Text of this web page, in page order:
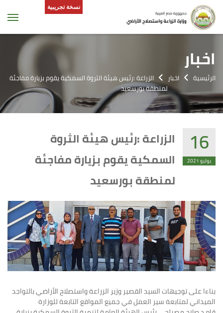
نسخة تجريبية
اخبار
الرئيسية اخبار
الزراعة :رئيس هيئة الثروة السمكية يقوم بزيارة مفاجئة
لمنطقة بورسعيد
16
يوليو 2021
الزراعة :رئيس هيئة الثروة
السمكية يقوم بزيارة مفاجئة
لمنطقة بورسعيد
بناءا على توجيهات السيد القصير وزير الزراعة واستصلاح الأراضي بالتواجد
الميداني لمتابعة سير العمل في جميع المواقع التابعة للوزارة